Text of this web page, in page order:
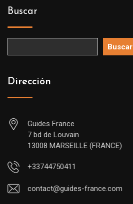
Buscar
Buscar
Dirección
Guides France
7 bd de Louvain
13008 MARSEILLE (FRANCE)
+33744750411
contact@guides-france.com